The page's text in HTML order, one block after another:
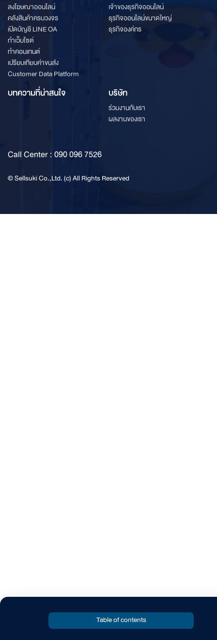
Table of contents
ลงโฆษณาออนไลน์
คลังสินค้าครบวงจร
เปิดบัญชี LINE OA
ทำเว็บไซต์
ทำคอนเทนต์
เปรียบเทียบค่าขนส่ง
Customer Data Platform
เจ้าของธุรกิจออนไลน์
ธุรกิจออนไลน์ขนาดใหญ่
ธุรกิจองค์กร
บทความที่น่าสนใจ บริษัท
ร่วมงานกับเรา
ผลงานของเรา
Call Center : 090 096 7526
© Sellsuki Co.,Ltd. (c) All Rights Reserved